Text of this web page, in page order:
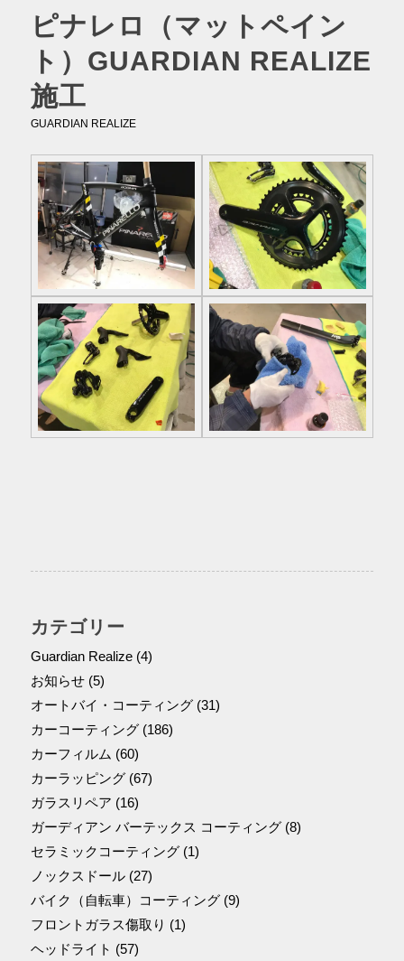
ピナレロ（マットペイン
ト）GUARDIAN REALIZE
施工
GUARDIAN REALIZE
カテゴリー
Guardian Realize(4)
お知らせ(5)
オートバイ・コーティング(31)
カーコーティング(186)
カーフィルム (60)
カーラッピング(67)
ガラスリペア (16)
ガーディアン バーテックス コーティング(8)
セラミックコーティング(1)
ノックスドール(27)
バイク（自転車）コーティング(9)
フロントガラス傷取り (1)
ヘッドライト (57)